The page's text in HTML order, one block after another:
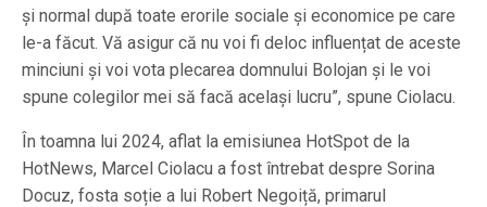
și normal după toate erorile sociale și economice pe care
le-a făcut. Vă asigur că nu voi fi deloc influențat de aceste
minciuni și voi vota plecarea domnului Bolojan și le voi
spune colegilor mei să facă același lucru”, spune Ciolacu.
În toamna lui 2024, aflat la emisiunea HotSpot de la
HotNews, Marcel Ciolacu a fost întrebat despre Sorina
Docuz, fosta soție a lui Robert Negoiță, primarul